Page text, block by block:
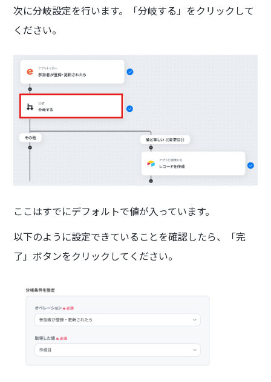
次に分岐設定を行います。「分岐する」をクリックして
ください。
ここはすでにデフォルトで値が入っています。
以下のように設定できていることを確認したら、「完
了」ボタンをクリックしてください。